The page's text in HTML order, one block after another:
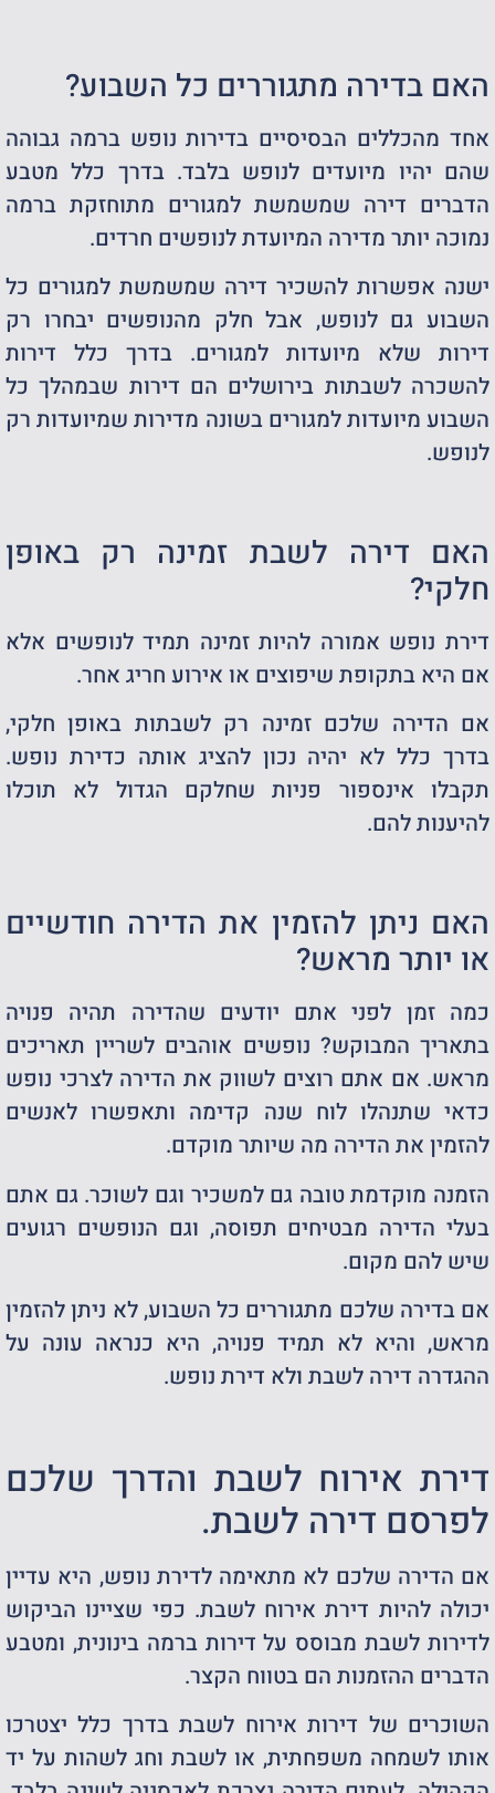
האם בדירה מתגוררים כל השבוע?
אחד מהכללים הבסיסיים בדירות נופש ברמה גבוהה
שהם יהיו מיועדים לנופש בלבד. בדרך כלל מטבע
הדברים דירה שמשמשת למגורים מתוחזקת ברמה
נמוכה יותר מדירה המיועדת לנופשים חרדים.
ישנה אפשרות להשכיר דירה שמשמשת למגורים כל
השבוע גם לנופש, אבל חלק מהנופשים יבחרו רק
דירות שלא מיועדות למגורים. בדרך כלל דירות
להשכרה לשבתות בירושלים הם דירות שבמהלך כל
השבוע מיועדות למגורים בשונה מדירות שמיועדות רק
לנופש.
האם דירה לשבת זמינה רק באופן
חלקי?
דירת נופש אמורה להיות זמינה תמיד לנופשים אלא
אם היא בתקופת שיפוצים או אירוע חריג אחר.
אם הדירה שלכם זמינה רק לשבתות באופן חלקי,
בדרך כלל לא יהיה נכון להציג אותה כדירת נופש.
תקבלו אינספור פניות שחלקם הגדול לא תוכלו
להיענות להם.
האם ניתן להזמין את הדירה חודשיים
או יותר מראש?
כמה זמן לפני אתם יודעים שהדירה תהיה פנויה
בתאריך המבוקש? נופשים אוהבים לשריין תאריכים
מראש. אם אתם רוצים לשווק את הדירה לצרכי נופש
כדאי שתנהלו לוח שנה קדימה ותאפשרו לאנשים
להזמין את הדירה מה שיותר מוקדם.
הזמנה מוקדמת טובה גם למשכיר וגם לשוכר. גם אתם
בעלי הדירה מבטיחים תפוסה, וגם הנופשים רגועים
שיש להם מקום.
אם בדירה שלכם מתגוררים כל השבוע, לא ניתן להזמין
מראש, והיא לא תמיד פנויה, היא כנראה עונה על
ההגדרה דירה לשבת ולא דירת נופש.
דירת אירוח לשבת והדרך שלכם
לפרסם דירה לשבת.
אם הדירה שלכם לא מתאימה לדירת נופש, היא עדיין
יכולה להיות דירת אירוח לשבת. כפי שציינו הביקוש
לדירות לשבת מבוסס על דירות ברמה בינונית, ומטבע
הדברים ההזמנות הם בטווח הקצר.
השוכרים של דירות אירוח לשבת בדרך כלל יצטרכו
אותו לשמחה משפחתית, או לשבת וחג לשהות על יד